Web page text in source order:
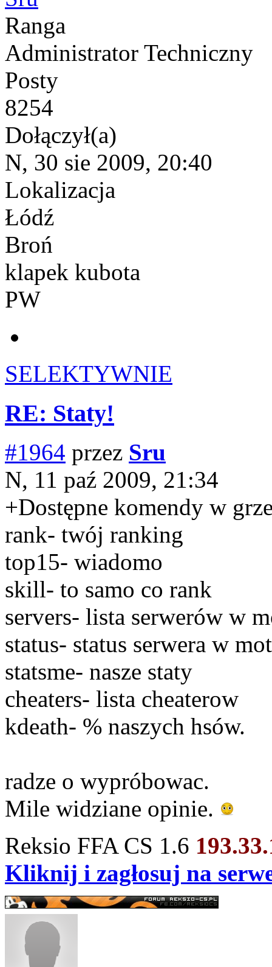
Ranga
Administrator Techniczny
Posty
8254
Dołączył(a)
N, 30 sie 2009, 20:40
Lokalizacja
Łódź
Broń
klapek kubota
PW
SELEKTYWNIE
RE: Staty!
#1964 przez Sru
N, 11 paź 2009, 21:34
+Dostępne komendy w
rank- twój ranking
top15- wiadomo
skill- to samo co rank
servers- lista serwerów w
status- status serwera w
statsme- nasze staty
cheaters- lista cheaterow
kdeath- % naszych hsów.
radze o wypróbowac.
Mile widziane opinie.
Reksio FFA CS 1.6
Kliknij i zagłosuj na